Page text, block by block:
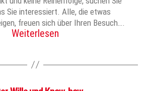
Sie interessiert. Alle, die etwas
freuen sich über Ihren Besuch….
Weiterlesen